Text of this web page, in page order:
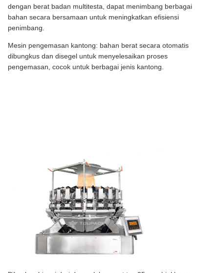
dengan berat badan multitesta, dapat menimbang berbagai
bahan secara bersamaan untuk meningkatkan efisiensi
penimbang.
Mesin pengemasan kantong: bahan berat secara otomatis
dibungkus dan disegel untuk menyelesaikan proses
pengemasan, cocok untuk berbagai jenis kantong.